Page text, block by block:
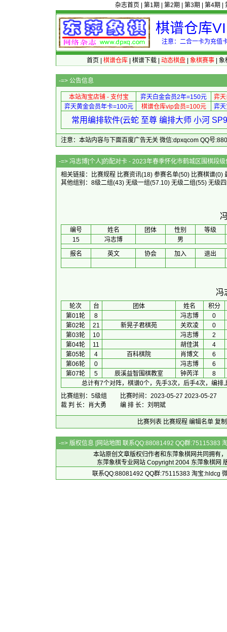
杂志首页 第1期 第2期 第3期 第4期
棋谱仓库
注意：二合一卡为充值
首页 棋谱仓库| 棋谱下载| 动态棋盘| 象棋赛事| 象
-=> 公告信息
本站淘宝店铺 - 支付宝 弈天白金会员2年=150元
弈
弈天黄金会员年卡=100元
棋谱仓库vip会员=100元 弈
常用编排软件(云蛇 至尊 编排大师 小河
注意：本站内容与下面百度广告无关 微信:dpxqcom QQ号
-=> 冯志博[个人]的配对卡 - 2023年春季
相关链接：
比赛规程 比赛资讯(18) 参赛名单(50) 比赛棋谱(0)
其他组别： 8级二组(43) 无级一组(57.10) 无级二组(55) 无级
编号 姓名 团体 性别
等级
15
冯志博
男
报名
英文 协会 加入 退出
冯
轮次 台 团体 姓名
积分
第01轮
8 冯志博
0
第02轮
21 新晃子君棋苑 关欢凌
0
第03轮
10 冯志博
2
第04轮
11 胡佳淇
4
第05轮
4 百科棋院 肖博文
6
第06轮
0 冯志博
6
第07轮
5 辰溪益智围棋教室 钟芮洋
8
总计有7个对阵，棋谱0个，先手3次，后手4次，编
比赛组别：5级组
比赛时间：2023-05-27 2023-05-27
裁 判 长：肖大勇
编 排 长：刘明斌
比赛列表 比赛规程 编辑名单 复
-=> 版权信息 [网站地图 联系QQ:88081492 QQ群:75115383
本站原创文章版权归作者和 东萍象棋网共同拥有
东萍象棋专业网站 Copyright 2004 东萍象棋网
联系QQ:88081492 QQ群:75115383 淘宝:hldcg